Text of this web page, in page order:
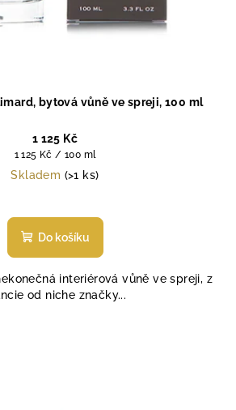
bytová vůně ve spreji, 100 ml
1 125 Kč
Měrná
cena:
1 125 Kč / 100 ml
Skladem (>1 ks)
hodnocení
produktu
z
5
Do košíku
interiérová vůně ve spreji, z
od niche značky...